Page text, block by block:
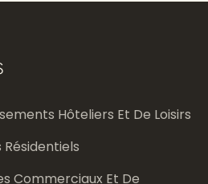
Hôteliers Et De Loisirs
Résidentiels
Commerciaux Et De